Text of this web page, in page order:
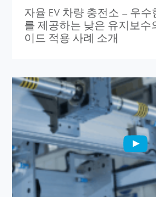
자율 EV 차량 충전소 – 우
를 제공하는 낮은 유지보수
이드 적용 사례 소개